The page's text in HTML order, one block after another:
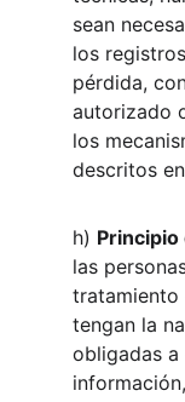
sean
los
pérdida,
autorizado
los
descritos
h) Principio
las
tratamiento
tengan la
obligadas a